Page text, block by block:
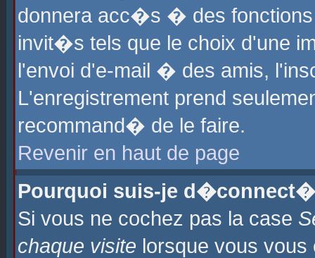
donnera acc�s � des fonctions
invit�s tels que le choix d'une
l'envoi d'e-mail � des amis,
L'enregistrement prend
recommand� de le faire.
Revenir en haut de page
Pourquoi suis-je
Si vous ne cochez pas la case
chaque visite lorsque vous